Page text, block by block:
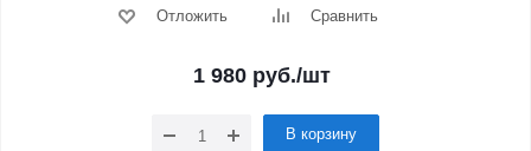
Отложить Сравнить
1 980руб./шт
В корзину